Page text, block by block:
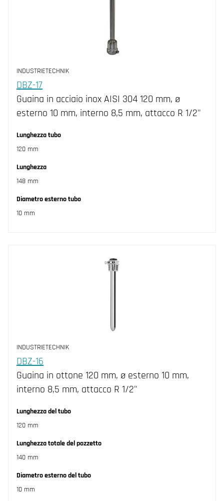
INDUSTRIETECHNIK
DBZ-17
Guaina in acciaio inox AISI 304 120 mm, ø
esterno 10 mm, interno 8,5 mm, attacco R 1/2"
Lunghezza tubo
120 mm
Lunghezza
148 mm
Diametro esterno tubo
10 mm
INDUSTRIETECHNIK
DBZ-16
Guaina in ottone 120 mm, ø esterno 10 mm,
interno 8,5 mm, attacco R 1/2"
Lunghezza del tubo
120 mm
Lunghezza totale del pozzetto
140 mm
Diametro esterno del tubo
10 mm